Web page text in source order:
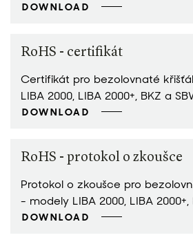
DOWNLOAD
RoHS - certifikát
Certifikát pro bezolovnaté
LIBA 2000, LIBA 2000+, BKZ a
DOWNLOAD
RoHS - protokol o zkoušce
Protokol o zkoušce pro
- modely LIBA 2000, LIBA 2000+,
DOWNLOAD